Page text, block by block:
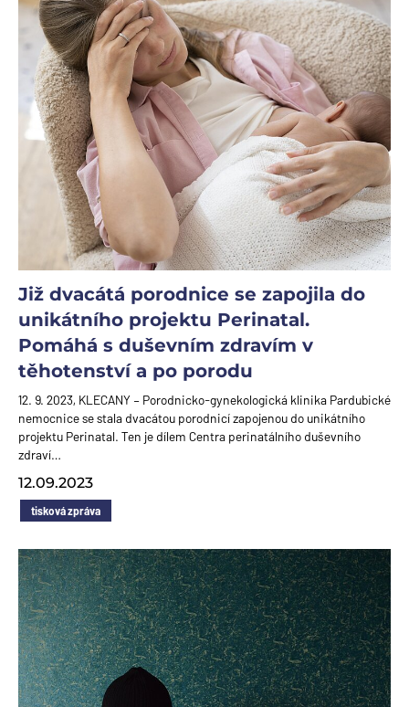
Již dvacátá porodnice se zapojila do
unikátního projektu Perinatal.
Pomáhá s duševním zdravím v
těhotenství a po porodu
12. 9. 2023, KLECANY – Porodnicko-gynekologická klinika Pardubické
nemocnice se stala dvacátou porodnicí zapojenou do unikátního
projektu Perinatal. Ten je dílem Centra perinatálního duševního
zdraví…
12.09.2023
tisková zpráva